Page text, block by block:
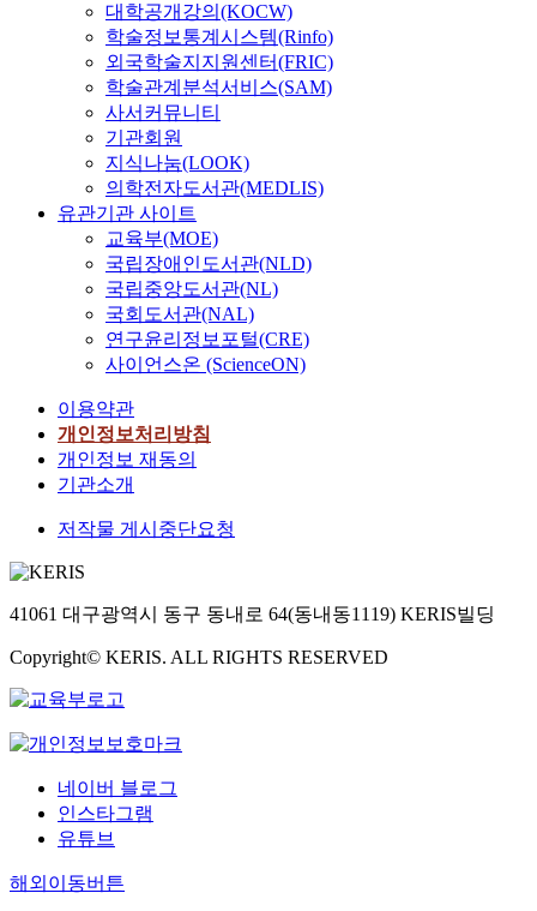
대학공개강의(KOCW)
학술정보통계시스템(Rinfo)
외국학술지지원센터(FRIC)
학술관계분석서비스(SAM)
사서커뮤니티
기관회원
지식나눔(LOOK)
의학전자도서관(MEDLIS)
유관기관 사이트
교육부(MOE)
국립장애인도서관(NLD)
국립중앙도서관(NL)
국회도서관(NAL)
연구윤리정보포털(CRE)
사이언스온 (ScienceON)
이용약관
개인정보처리방침
개인정보 재동의
기관소개
저작물 게시중단요청
41061 대구광역시 동구 동내로 64(동내동1119) KERIS빌딩
Copyright© KERIS. ALL RIGHTS RESERVED
네이버 블로그
인스타그램
유튜브
해외이동버튼